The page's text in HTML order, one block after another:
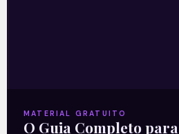
Leia mais
MATERIAL GRATUITO
O Guia Completo